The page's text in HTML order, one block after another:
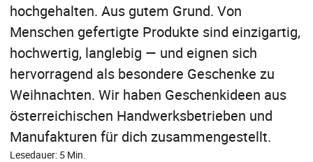
hochgehalten. Aus gutem Grund. Von
Menschen gefertigte Produkte sind einzigartig,
hochwertig, langlebig — und eignen sich
hervorragend als besondere Geschenke zu
Weihnachten. Wir haben Geschenkideen aus
österreichischen Handwerksbetrieben und
Manufakturen für dich zusammengestellt.
Lesedauer: 5 Min.